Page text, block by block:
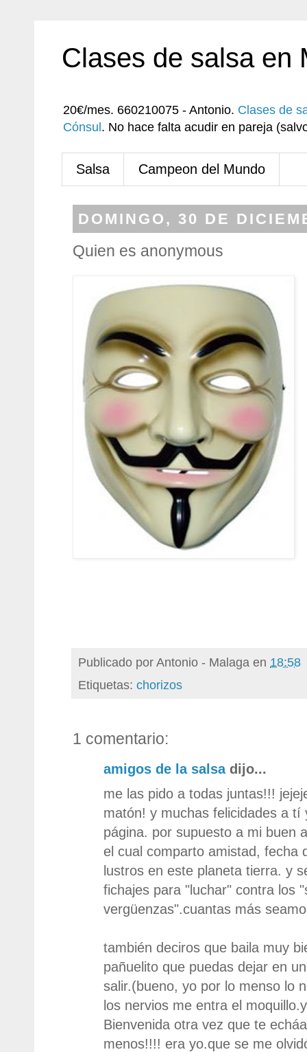
Clases de salsa en
20€/mes. 660210075 - Antonio. Clases de
Cónsul . No hace falta acudir en pareja
Salsa Campeon del Mundo
DOMINGO, 30 DE
Quien es anonymous
Publicado porAntonio - Malaga en 18:58
Etiquetas: chorizos
1 comentario:
amigos de la salsadijo...
me las pido a todas juntas!!!
matón! y muchas felicidades a
página. por supuesto a mi buen
el cual comparto amistad, fecha
lustros en este planeta tierra. y
fichajes para "luchar" contra los
vergüenzas".cuantas más
también deciros que baila muy
pañuelito que puedas dejar en
salir.(bueno, yo por lo menso lo
los nervios me entra el
Bienvenida otra vez que te
menos!!!! era yo.que se me